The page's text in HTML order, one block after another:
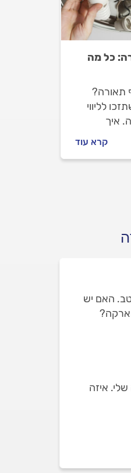
כל מה
תאורה?
לליווי
איך
להקפיד
גוף תאורה?
קרא עוד
האם יש
איזה